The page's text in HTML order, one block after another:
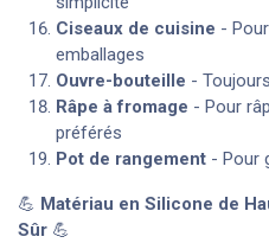
Ciseaux de cuisine -
emballages
Ouvre-bouteille -
Râpe à fromage - Pour
préférés
Pot de rangement - Pour
💪 Matériau en Silicone de
Sûr 💪